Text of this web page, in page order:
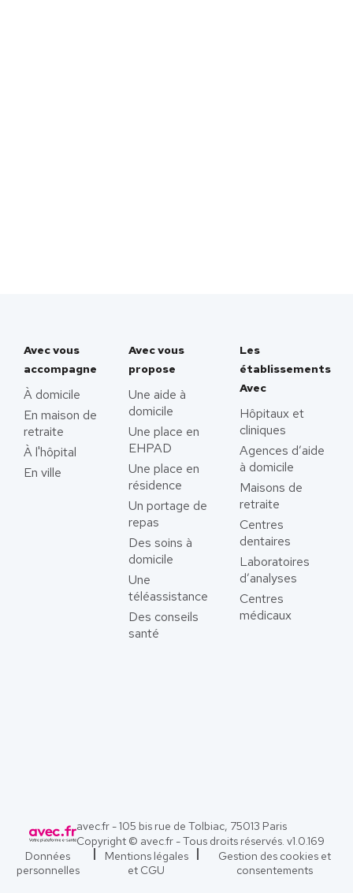
Avec vous
accompagne
À domicile
En maison de
retraite
À l'hôpital
En ville
Avec vous
propose
Une aide à
domicile
Une place en
EHPAD
Une place en
résidence
Un portage de
repas
Des soins à
domicile
Une
téléassistance
Des conseils
santé
Les
établissements
Avec
Hôpitaux et
cliniques
Agences d’aide
à domicile
Maisons de
retraite
Centres
dentaires
Laboratoires
d’analyses
Centres
médicaux
avec.fr - 105 bis rue de Tolbiac, 75013 Paris
Copyright © avec.fr - Tous droits réservés. v1.0.169
Données
personnelles
Mentions légales
et CGU
Gestion des cookies et
consentements